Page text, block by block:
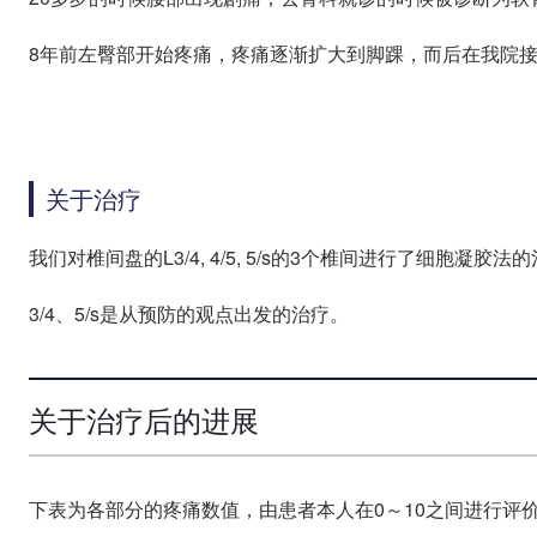
8年前左臀部开始疼痛，疼痛逐渐扩大到脚踝，而后在我院接
关于治疗
我们对椎间盘的L3/4, 4/5, 5/s的3个椎间进行了细胞凝胶法的
3/4、5/s是从预防的观点出发的治疗。
关于治疗后的进展
下表为各部分的疼痛数值，由患者本人在0～10之间进行评价